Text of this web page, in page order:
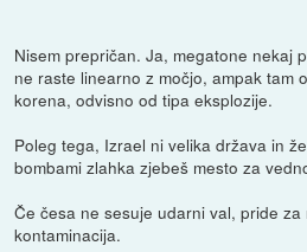
Nisem prepričan. Ja, megatone nekaj
ne raste linearno z močjo, ampak tam
korena, odvisno od tipa eksplozije.
Poleg tega, Izrael ni velika država in
bombami zlahka zjebeš mesto za
Če česa ne sesuje udarni val, pride za
kontaminacija.